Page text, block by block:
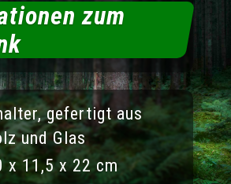
zum
gefertigt aus
und Glas
x 11,5 x 22 cm